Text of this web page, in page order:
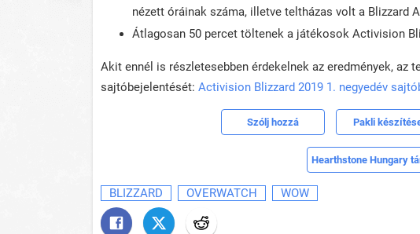
nézett óráinak száma, illetve teltházas volt a Blizzard
Átlagosan 50 percet töltenek a játékosok Activision
Akit ennél is részletesebben érdekelnek az eredmények, az
sajtóbejelentését: Activision Blizzard 2019 1. negyedév
Szólj hozzá Pakli
Hearthstone Hungary
BLIZZARD OVERWATCH WOW